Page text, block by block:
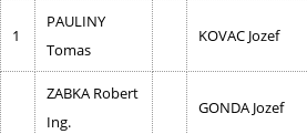
1
PAULINY
Tomas
KOVAC Jozef
ZABKA Robert
Ing.
GONDA Jozef